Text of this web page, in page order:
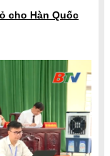
cho Hàn Quốc